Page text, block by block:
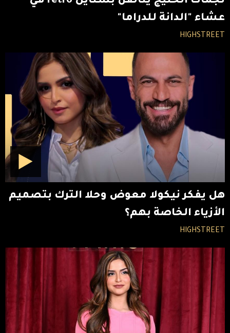
عشاء "الدانة للدراما"
HIGHSTREET
هل يفكر نيكولا معوض وحلا الترك بتصميم
الأزياء الخاصة بهم؟
HIGHSTREET